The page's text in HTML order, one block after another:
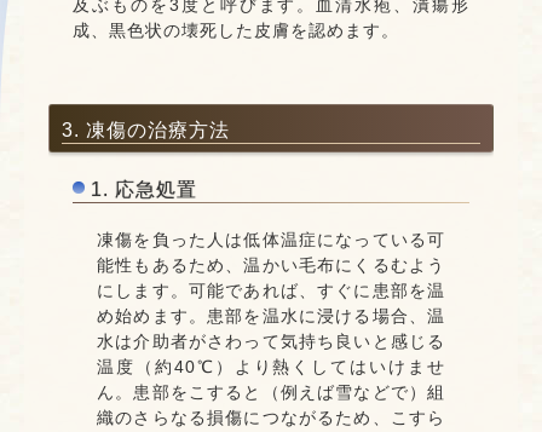
及ぶものを3度と呼びます。血清水疱、潰瘍形
成、黒色状の壊死した皮膚を認めます。
3. 凍傷の治療方法
1. 応急処置
凍傷を負った人は低体温症になっている可
能性もあるため、温かい毛布にくるむよう
にします。可能であれば、すぐに患部を温
め始めます。患部を温水に浸ける場合、温
水は介助者がさわって気持ち良いと感じる
温度（約40℃）より熱くしてはいけませ
ん。患部をこすると（例えば雪などで）組
織のさらなる損傷につながるため、こすら